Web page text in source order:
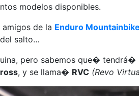
modelos disponibles.
de la Enduro
salto…
pero sabemos que�
, y se llama� RVC (Revo